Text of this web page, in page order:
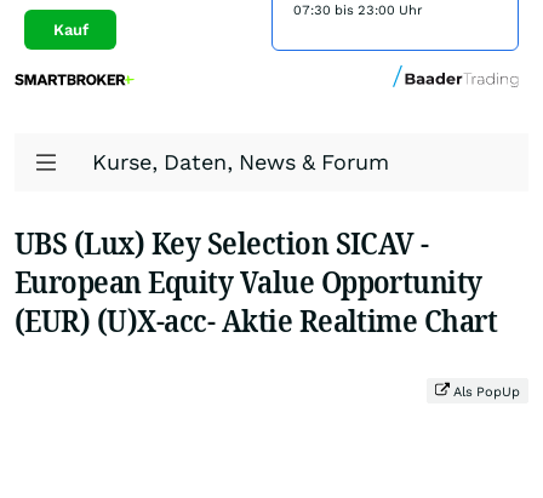
Kauf
07:30 bis 23:00 Uhr
Kurse, Daten, News & Forum
UBS (Lux) Key Selection SICAV -
European Equity Value Opportunity
(EUR) (U)X-acc- Aktie Realtime Chart
Als PopUp